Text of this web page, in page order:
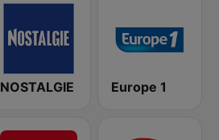
NOSTALGIE Europe 1